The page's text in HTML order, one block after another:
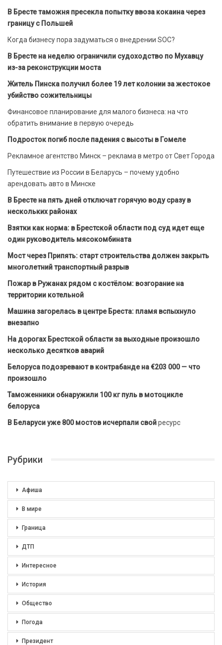
В Бресте таможня пресекла попытку ввоза кокаина через
границу с Польшей
Когда бизнесу пора задуматься о внедрении SOC?
В Бресте на неделю ограничили судоходство по Мухавцу
из-за реконструкции моста
Житель Пинска получил более 19 лет колонии за жестокое
убийство сожительницы
Финансовое планирование для малого бизнеса: на что
обратить внимание в первую очередь
Подросток погиб после падения с высоты в Гомеле
Рекламное агентство Минск – реклама в метро от Свет Города
Путешествие из России в Беларусь – почему удобно
арендовать авто в Минске
В Бресте на пять дней отключат горячую воду сразу в
нескольких районах
Взятки как норма: в Брестской области под суд идет еще
один руководитель мясокомбината
Мост через Припять: старт строительства должен закрыть
многолетний транспортный разрыв
Пожар в Ружанах рядом с костёлом: возгорание на
территории котельной
Машина загорелась в центре Бреста: пламя вспыхнуло
внезапно
На дорогах Брестской области за выходные произошло
несколько десятков аварий
Белоруса подозревают в контрабанде на €203 000 — что
произошло
Таможенники обнаружили 100 кг пуль в мотоцикле
белоруса
В Беларуси уже 800 мостов исчерпали свойресурс
Рубрики
Афиша
В мире
Граница
ДТП
Интересное
История
Общество
Погода
Президент